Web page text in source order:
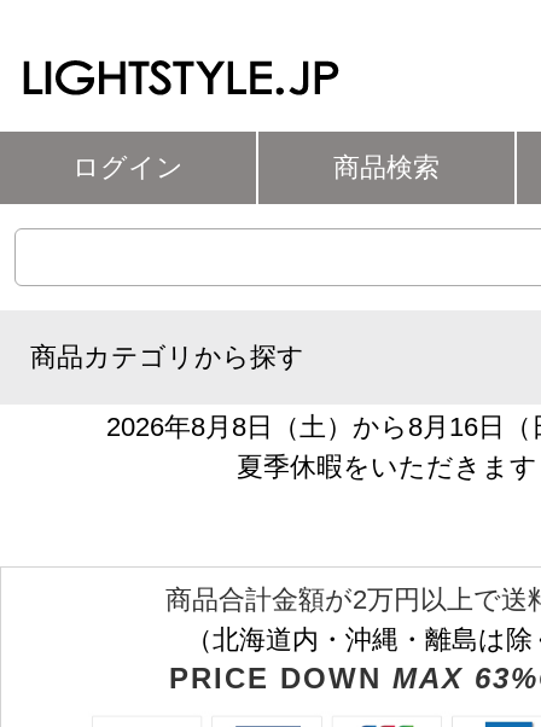
ログイン 商品検索
商品カテゴリから探す
2026年8月8日（土）から8月16日
夏季休暇をいただきます
商品合計金額が2万円以上で送
（北海道内・沖縄・離島は
PRICE DOWN MAX